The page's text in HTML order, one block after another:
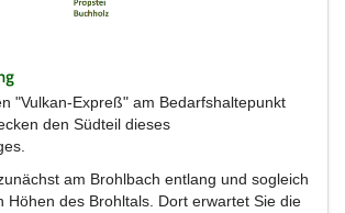
"Vulkan-Expreß" am Bedarfshaltepunkt
den Südteil dieses
am Brohlbach entlang und sogleich
Höhen des Brohltals. Dort erwartet Sie die